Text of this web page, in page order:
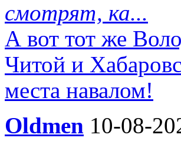
смотрят, ка...
А вот тот же
Читой и
места навалом!
Oldmen 10-08-